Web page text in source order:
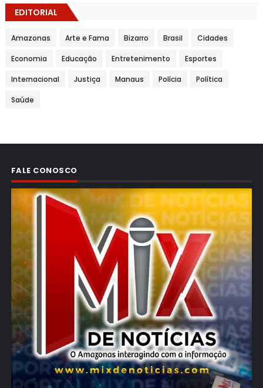
EDITORIAL
Amazonas Arte e Fama Bizarro Brasil Cidades
Economia Educação Entretenimento Esportes
Internacional Justiça Manaus Polícia Política
Saúde
FALE CONOSCO